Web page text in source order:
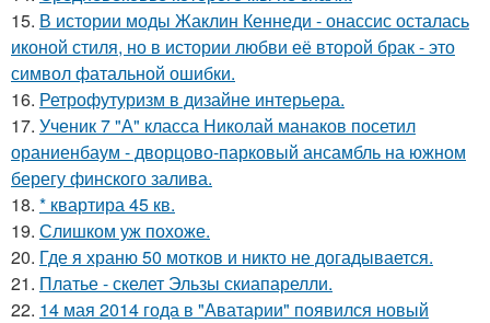
15. В истории моды Жаклин Кеннеди - онассис осталась
иконой стиля, но в истории любви её второй брак - это
символ фатальной ошибки.
16. Ретрофутуризм в дизайне интерьера.
17. Ученик 7 "А" класса Николай манаков посетил
ораниенбаум - дворцово-парковый ансамбль на южном
берегу финского залива.
18. * квартира 45 кв.
19. Слишком уж похоже.
20. Где я храню 50 мотков и никто не догадывается.
21. Платье - скелет Эльзы скиапарелли.
22. 14 мая 2014 года в "Аватарии" появился новый